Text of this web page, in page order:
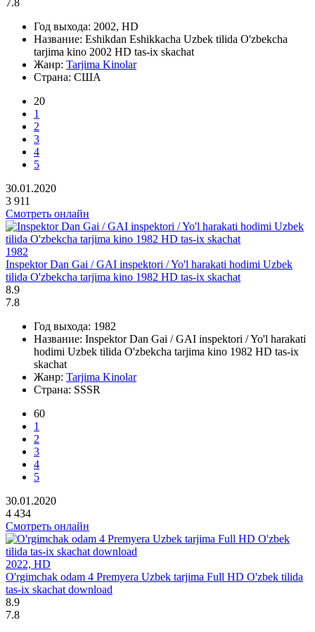
7.8
Год выхода: 2002, HD
Название: Eshikdan Eshikkacha Uzbek tilida O'zbekcha
tarjima kino 2002 HD tas-ix skachat
Жанр: Tarjima Kinolar
Страна: США
20
1
2
3
4
5
30.01.2020
3 911
Смотреть онлайн
1982
Inspektor Dan Gai / GAI inspektori / Yo'l harakati hodimi Uzbek
tilida O'zbekcha tarjima kino 1982 HD tas-ix skachat
8.9
7.8
Год выхода: 1982
Название: Inspektor Dan Gai / GAI inspektori / Yo'l harakati
hodimi Uzbek tilida O'zbekcha tarjima kino 1982 HD tas-ix
skachat
Жанр: Tarjima Kinolar
Страна: SSSR
60
1
2
3
4
5
30.01.2020
4 434
Смотреть онлайн
2022, HD
O'rgimchak odam 4 Premyera Uzbek tarjima Full HD O'zbek tilida
tas-ix skachat download
8.9
7.8